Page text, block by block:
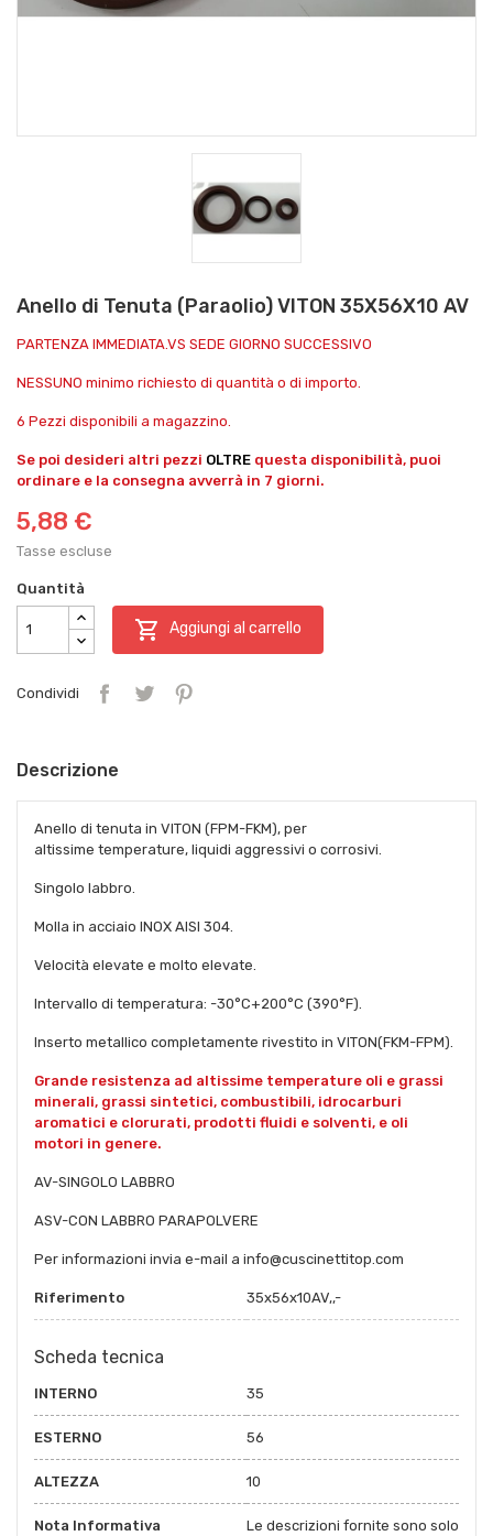
Anello di Tenuta (Paraolio) VITON 35X56X10 AV
PARTENZA IMMEDIATA.VS SEDE GIORNO SUCCESSIVO
NESSUNO minimo richiesto di quantità o di importo.
6 Pezzi disponibili a magazzino.
Se poi desideri altri pezzi OLTRE questa disponibilità, puoi
ordinare e la consegna avverrà in 7 giorni.
5,88 €
Tasse escluse
Quantità
 Aggiungi al carrello
Condividi
Descrizione
Anello di tenuta in VITON (FPM-FKM), per
altissime temperature, liquidi aggressivi o corrosivi.
Singolo labbro.
Molla in acciaio INOX AISI 304.
Velocità elevate e molto elevate.
Intervallo di temperatura: -30°C+200°C (390°F).
Inserto metallico completamente rivestito in VITON(FKM-FPM).
Grande resistenza ad altissime temperature oli e grassi
minerali, grassi sintetici, combustibili, idrocarburi
aromatici e clorurati, prodotti fluidi e solventi, e oli
motori in genere.
AV-SINGOLO LABBRO
ASV-CON LABBRO PARAPOLVERE
Per informazioni invia e-mail a info@cuscinettitop.com
Riferimento 35x56x10AV,,-
Scheda tecnica
INTERNO 35
ESTERNO 56
ALTEZZA 10
Nota Informativa
Le descrizioni fornite sono solo